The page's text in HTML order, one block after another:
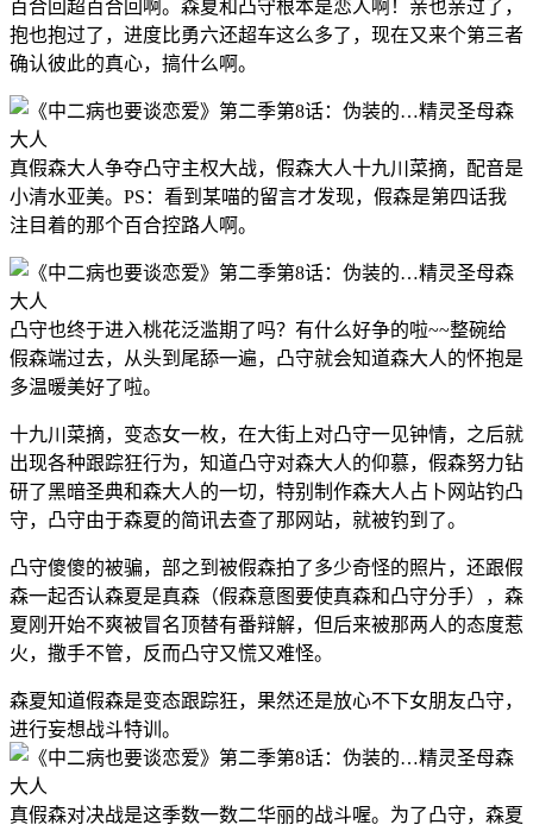
百合回超百合回啊。森夏和凸守根本是恋人啊！亲也亲过了，
抱也抱过了，进度比勇六还超车这么多了，现在又来个第三者
确认彼此的真心，搞什么啊。
真假森大人争夺凸守主权大战，假森大人十九川菜摘，配音是
小清水亚美。PS：看到某喵的留言才发现，假森是第四话我
注目着的那个百合控路人啊。
凸守也终于进入桃花泛滥期了吗？有什么好争的啦~~整碗给
假森端过去，从头到尾舔一遍，凸守就会知道森大人的怀抱是
多温暖美好了啦。
十九川菜摘，变态女一枚，在大街上对凸守一见钟情，之后就
出现各种跟踪狂行为，知道凸守对森大人的仰慕，假森努力钻
研了黑暗圣典和森大人的一切，特别制作森大人占卜网站钓凸
守，凸守由于森夏的简讯去查了那网站，就被钓到了。
凸守傻傻的被骗，部之到被假森拍了多少奇怪的照片，还跟假
森一起否认森夏是真森（假森意图要使真森和凸守分手），森
夏刚开始不爽被冒名顶替有番辩解，但后来被那两人的态度惹
火，撒手不管，反而凸守又慌又难怪。
森夏知道假森是变态跟踪狂，果然还是放心不下女朋友凸守，
进行妄想战斗特训。
真假森对决战是这季数一数二华丽的战斗喔。为了凸守，森夏